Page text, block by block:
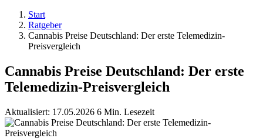
Start
Ratgeber
Cannabis Preise Deutschland: Der erste Telemedizin-
Preisvergleich
Cannabis Preise Deutschland: Der erste
Telemedizin-Preisvergleich
Aktualisiert: 17.05.2026 6 Min. Lesezeit